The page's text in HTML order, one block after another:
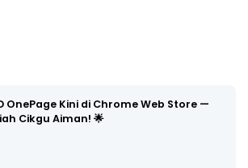
OnePage Kini di Chrome Web Store —
Cikgu Aiman! 🌟